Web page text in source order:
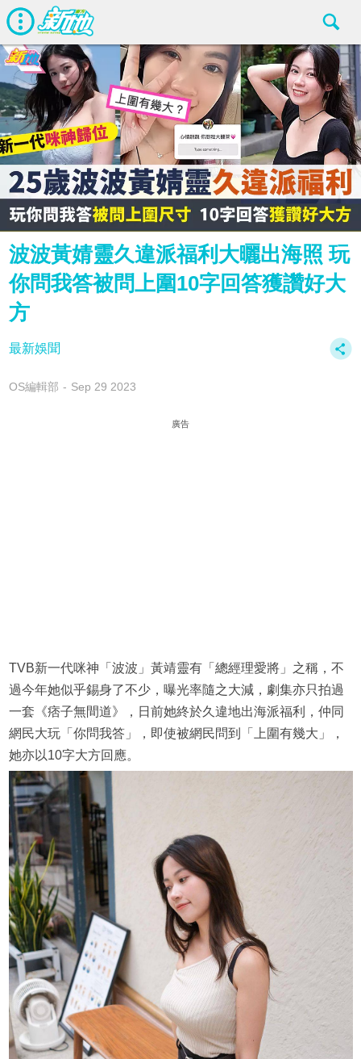
波波黃婧靈久違派福利大曬出海照 玩
你問我答被問上圍10字回答獲讚好大
方
最新娛聞
OS編輯部 Sep 29 2023
廣告
TVB新一代咪神「波波」黃靖靈有「總經理愛將」之稱，不
過今年她似乎錫身了不少，曝光率隨之大減，劇集亦只拍過
一套《痞子無間道》，日前她終於久違地出海派福利，仲同
網民大玩「你問我答」，即使被網民問到「上圍有幾大」，
她亦以10字大方回應。